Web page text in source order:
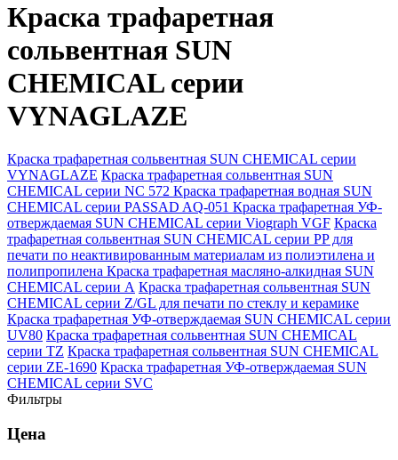
Краска трафаретная
сольвентная SUN
CHEMICAL серии
VYNAGLAZE
Краска трафаретная сольвентная SUN CHEMICAL серии
VYNAGLAZE Краска трафаретная сольвентная SUN
CHEMICAL серии NC 572 Краска трафаретная водная SUN
CHEMICAL серии PASSAD AQ-051 Краска трафаретная УФ-
отверждаемая SUN CHEMICAL серии Viograph VGF Краска
трафаретная сольвентная SUN CHEMICAL серии PP для
печати по неактивированным материалам из полиэтилена и
полипропилена Краска трафаретная масляно-алкидная SUN
CHEMICAL серии А Краска трафаретная сольвентная SUN
CHEMICAL серии Z/GL для печати по стеклу и керамике
Краска трафаретная УФ-отверждаемая SUN CHEMICAL серии
UV80 Краска трафаретная сольвентная SUN CHEMICAL
серии TZ Краска трафаретная сольвентная SUN CHEMICAL
серии ZE-1690 Краска трафаретная УФ-отверждаемая SUN
CHEMICAL серии SVC
Фильтры
Цена